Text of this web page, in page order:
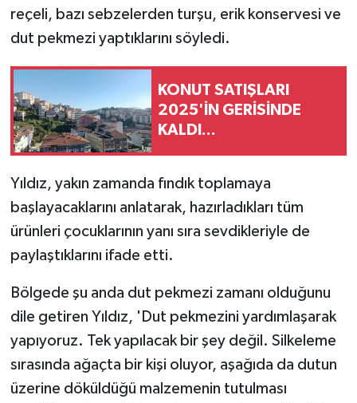
reçeli, bazı sebzelerden turşu, erik konservesi ve
dut pekmezi yaptıklarını söyledi.
KONUT SATIŞLARI
2025'İN GERİSİNDE
KALDI...
Yıldız, yakın zamanda fındık toplamaya
başlayacaklarını anlatarak, hazırladıkları tüm
ürünleri çocuklarının yanı sıra sevdikleriyle de
paylaştıklarını ifade etti.
Bölgede şu anda dut pekmezi zamanı olduğunu
dile getiren Yıldız, 'Dut pekmezini yardımlaşarak
yapıyoruz. Tek yapılacak bir şey değil. Silkeleme
sırasında ağaçta bir kişi oluyor, aşağıda da dutun
üzerine döküldüğü malzemenin tutulması